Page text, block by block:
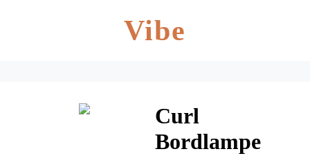
Vibe
Curl
Bordlampe